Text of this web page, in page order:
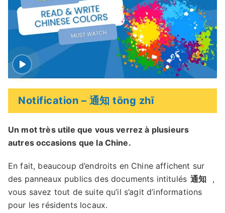
Notification – 通知 tōng zhī
Un mot très utile que vous verrez à plusieurs
autres occasions que la Chine.
En fait, beaucoup d’endroits en Chine affichent sur
des panneaux publics des documents intitulés 通知
,
vous savez tout de suite qu’il s’agit d’informations
pour les résidents locaux.